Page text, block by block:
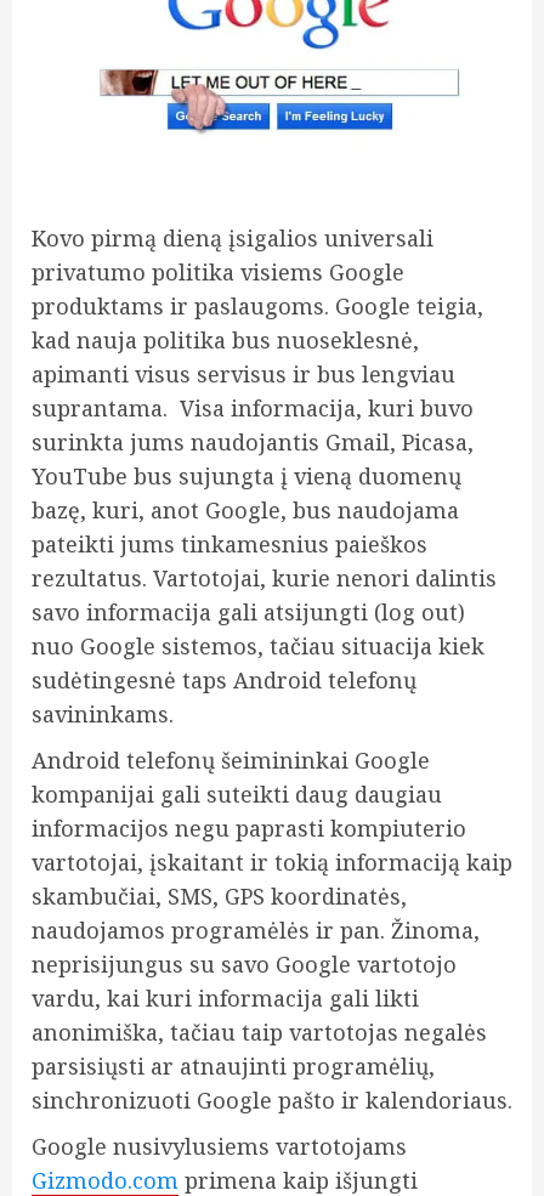
Kovo pirmą dieną įsigalios universali
privatumo politika visiems Google
produktams ir paslaugoms. Google teigia,
kad nauja politika bus nuoseklesnė,
apimanti visus servisus ir bus lengviau
suprantama. Visa informacija, kuri buvo
surinkta jums naudojantis Gmail, Picasa,
YouTube bus sujungta į vieną duomenų
bazę, kuri, anot Google, bus naudojama
pateikti jums tinkamesnius paieškos
rezultatus. Vartotojai, kurie nenori dalintis
savo informacija gali atsijungti (log out)
nuo Google sistemos, tačiau situacija kiek
sudėtingesnė taps Android telefonų
savininkams.
Android telefonų šeimininkai Google
kompanijai gali suteikti daug daugiau
informacijos negu paprasti kompiuterio
vartotojai, įskaitant ir tokią informaciją kaip
skambučiai, SMS, GPS koordinatės,
naudojamos programėlės ir pan. Žinoma,
neprisijungus su savo Google vartotojo
vardu, kai kuri informacija gali likti
anonimiška, tačiau taip vartotojas negalės
parsisiųsti ar atnaujinti programėlių,
sinchronizuoti Google pašto ir kalendoriaus.
Google nusivylusiems vartotojams
Gizmodo.com primena kaip išjungti